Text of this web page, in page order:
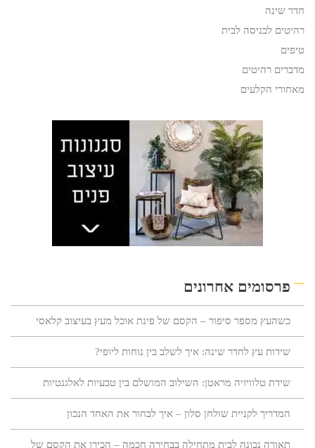
חדר שינה
רהיטים לכניסה לבית
טיפים
מדברים רהיטים
מאחורי הקלעים
פרסומים אחרונים
כשהעץ מספר סיפור – הקסם של פינת אוכל מעץ בעיצוב קלאסי
שידות עץ לחדר שינה: איך לשלב בין נוחות ליופי?
שידת טלוויזיה מראטן: השילוב המושלם בין טבעיות לאלגנטיות
המדריך לקניית שולחן סלון – איך לבחור את האחד הנכון
תאורה נכונה לבית מתחילה בבחירה חכמה – הכירו את הקסם של